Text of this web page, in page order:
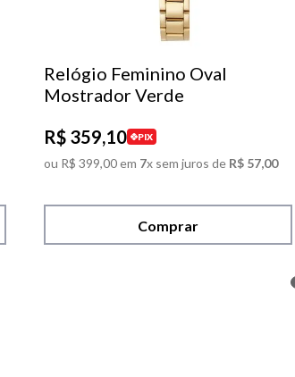
Relógio Feminino Oval
Mostrador Verde
R$ 359,10 PIX
ou R$ 399,00em 7x sem juros de R$ 57,00
Comprar